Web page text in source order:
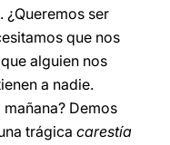
¿Queremos ser
que nos
alguien nos
a nadie.
Demos
trágica carestía